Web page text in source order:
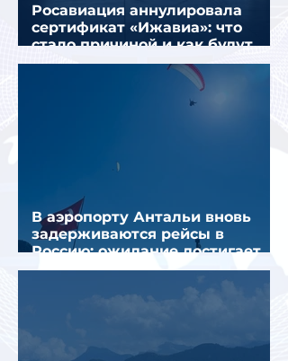
Росавиация аннулировала
сертификат «Ижавиа»: что
стало причиной и как будут
перевозить пассажиров
В аэропорту Антальи вновь
задерживаются рейсы в
Россию: ожидание достигает
почти 10 часов